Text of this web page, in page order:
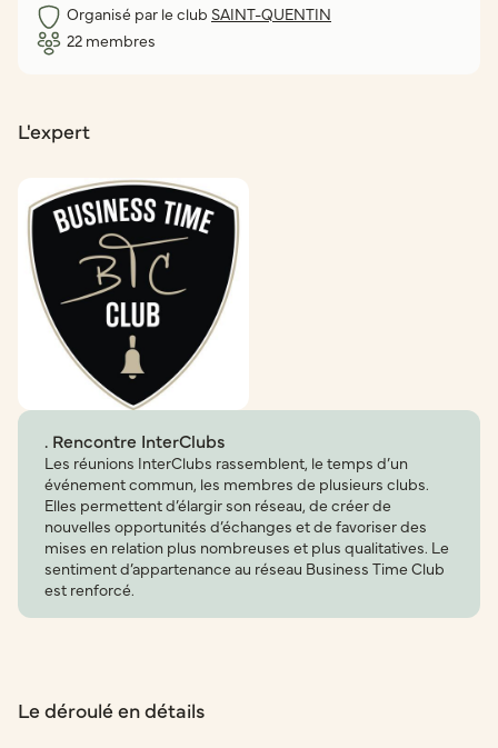
Organisé par le club SAINT-QUENTIN
22 membres
L'expert
. Rencontre InterClubs
Les réunions InterClubs rassemblent, le temps d’un
événement commun, les membres de plusieurs clubs.
Elles permettent d’élargir son réseau, de créer de
nouvelles opportunités d’échanges et de favoriser des
mises en relation plus nombreuses et plus qualitatives. Le
sentiment d’appartenance au réseau Business Time Club
est renforcé.
Le déroulé en détails